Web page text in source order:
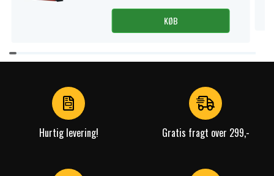
KØB
Item
1
Hurtig levering! Gratis fragt over 299,-